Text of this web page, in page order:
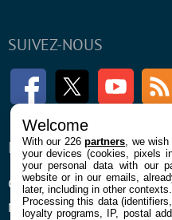
SUIVEZ-NOUS
FacebookTwitter
ENTREPRISE
Confidentialité et Cookies
Mentions légales et CGU
Welcome
With our 226partners , we
your devices (cookies, pixels
your personal data with our
website or in our emails,
later, including in other contexts.
Processing this data
loyalty programs, IP, postal